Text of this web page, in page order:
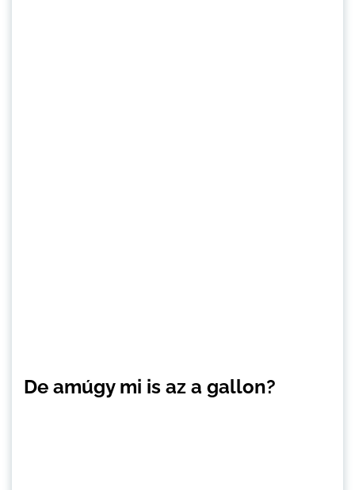
De amúgy mi is az a gallon?